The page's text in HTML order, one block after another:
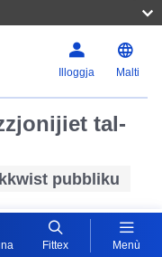
Illoggja Malti
tal-
pubbliku
Fittex Menù